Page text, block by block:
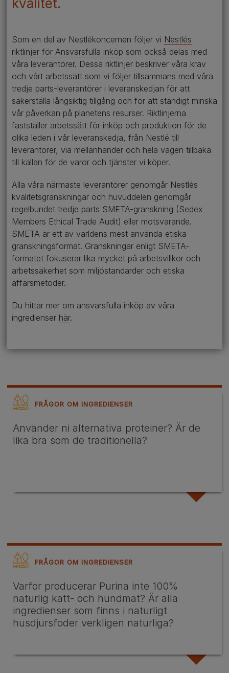
kvalitet.
Som en del av Nestlékoncernen följer vi Nestlés
riktlinjer för Ansvarsfulla inköp som också delas med
våra leverantörer. Dessa riktlinjer beskriver våra krav
och vårt arbetssätt som vi följer tillsammans med våra
tredje parts-leverantörer i leveranskedjan för att
säkerställa långsiktig tillgång och för att ständigt minska
vår påverkan på planetens resurser. Riktlinjerna
fastställer arbetssätt för inköp och produktion för de
olika leden i vår leveranskedja, från Nestlé till
leverantörer, via mellanhänder och hela vägen tillbaka
till källan för de varor och tjänster vi köper.
Alla våra närmaste leverantörer genomgår Nestlés
kvalitetsgranskningar och huvuddelen genomgår
regelbundet tredje parts SMETA-granskning (Sedex
Members Ethical Trade Audit) eller motsvarande.
SMETA är ett av världens mest använda etiska
granskningsformat. Granskningar enligt SMETA-
formatet fokuserar lika mycket på arbetsvillkor och
arbetssäkerhet som miljöstandarder och etiska
affärsmetoder.
Du hittar mer om ansvarsfulla inköp av våra
ingredienser här.
FRÅGOR OM INGREDIENSER
Använder ni alternativa proteiner? Är de
lika bra som de traditionella?
FRÅGOR OM INGREDIENSER
Varför producerar Purina inte 100%
naturlig katt- och hundmat? Är alla
ingredienser som finns i naturligt
husdjursfoder verkligen naturliga?